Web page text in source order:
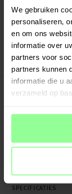
We gebruiken
personaliseren,
en om ons
informatie over
partners voor
partners kunnen
informatie die u
verzameld op
Snelle
Verstuurd
Veilig
30 dagen
Universal Sleeve iPad/
Geschikt voor:
Kleur: Zwart
SPECIFICATIES